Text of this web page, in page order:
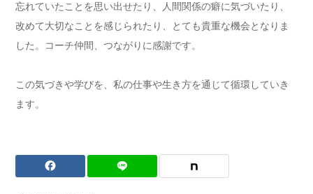
忘れていたことを思い出せたり、人間関係の癖に気づいたり、
改めて大切なことを感じられたり、とても貴重な機会となりま
した。コーチ仲間、つながりに感謝です。
この気づきや学びを、私の仕事や生き方を通じて循環していき
ます。